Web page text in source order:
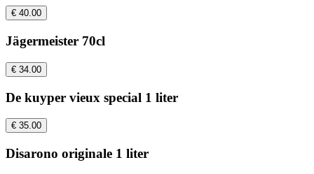
€ 40.00
Jägermeister 70cl
€ 34.00
De kuyper vieux special 1 liter
€ 35.00
Disarono originale 1 liter